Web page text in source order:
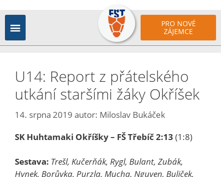
PRO NOVÉ
ZÁJEMCE
U14: Report z přátelského
utkání staršími žáky Okříšek
14. srpna 2019 autor: Miloslav Bukáček
SK Huhtamaki Okříšky – FŠ Třebíč 2:13 (1:8)
Sestava: Trešl, Kučerňák, Rygl, Bulant, Zubák,
Hynek, Borůvka, Purzla, Mucha, Nguyen, Buliček,